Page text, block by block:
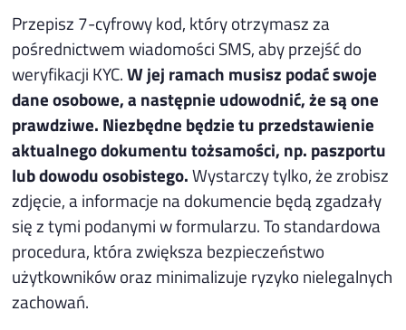
Przepisz 7-cyfrowy kod, który otrzymasz za
pośrednictwem wiadomości SMS, aby przejść do
weryfikacji KYC.W jej ramach musisz podać swoje
dane osobowe, a następnie udowodnić, że są one
prawdziwe. Niezbędne będzie tu przedstawienie
aktualnego dokumentu tożsamości, np. paszportu
lub dowodu osobistego.Wystarczy tylko, że zrobisz
zdjęcie, a informacje na dokumencie będą zgadzały
się z tymi podanymi w formularzu. To standardowa
procedura, która zwiększa bezpieczeństwo
użytkowników oraz minimalizuje ryzyko nielegalnych
zachowań.